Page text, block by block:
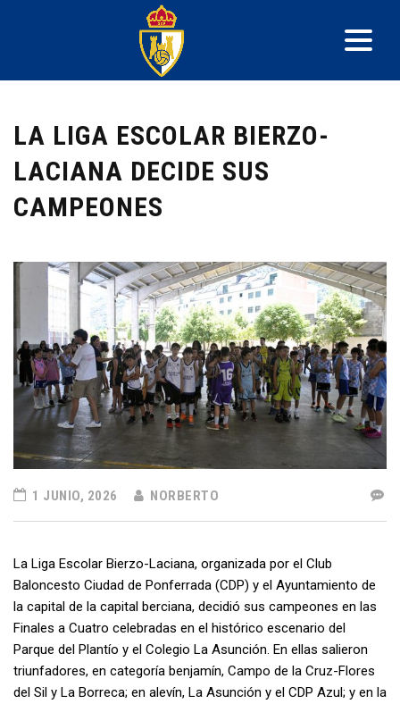
LA LIGA ESCOLAR BIERZO-
LACIANA DECIDE SUS
CAMPEONES
1 JUNIO, 2026 NORBERTO
La Liga Escolar Bierzo-Laciana, organizada por el Club
Baloncesto Ciudad de Ponferrada (CDP) y el Ayuntamiento de
la capital de la capital berciana, decidió sus campeones en las
Finales a Cuatro celebradas en el histórico escenario del
Parque del Plantío y el Colegio La Asunción. En ellas salieron
triunfadores, en categoría benjamín, Campo de la Cruz-Flores
del Sil y La Borreca; en alevín, La Asunción y el CDP Azul; y en la